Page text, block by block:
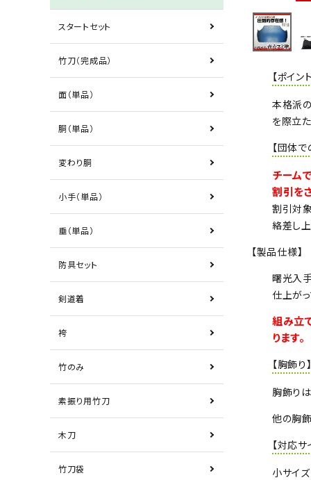
スタートセット
竹刀（完成品）
面（単品）
胴（単品）
変わり胴
小手（単品）
垂（単品）
防具セット
剣道着
袴
竹のみ
素振り用竹刀
木刀
竹刀袋
【ポイン
本格派
を際立
【団体
チーム
割引を
割引対
絡差し
【製品仕様】
曙光入
仕上がっ
組み立
ります。
【胸飾り
胸飾り
他の胸
【対応サ
小サイ